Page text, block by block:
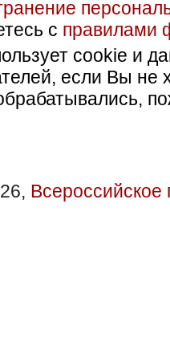
с правилами
cookie и
если Вы не
Всероссийское